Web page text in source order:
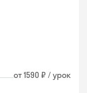
от 1590 ₽ / урок